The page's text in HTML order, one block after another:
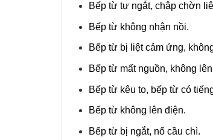
Bếp từ tự ngắt, chập chờn
Bếp từ không nhận nồi.
Bếp từ bị liệt cảm ứng,
Bếp từ mất nguồn, không
Bếp từ kêu to, bếp từ có
Bếp từ không lên điện.
Bếp từ bị ngắt, nổ cầu chì.